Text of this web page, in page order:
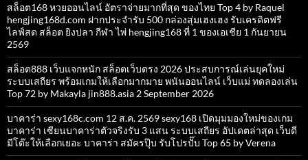
สล็อต168 หวยออนไลน์ อัตราจ่ายมากที่สุด ของไทย Top 4 by Raquel
hengjing168d.com ฝากประจำรับ 500 กล่องสุ่มเฮงเฮง รับเครดิตฟรี
ไลฟ์สด สล็อต ยิงปลา กีฬา ไพ่ hengjing168 ที่ 1 ของเอเชีย 1 กันยายน
2569
สล็อต888 เว็บแจกหนัก สล็อตเว็บตรง 2026 ประสบการณ์เล่นยุคใหม่
ระบบเสถียร พร้อมเกมให้เลือกมากมาย พนันออนไลน์ เว็บแม่ ทดลองเล่น
Top 72 by Makayla jin888.asia 2 September 2026
บาคาร่า sexy168c.com 12 ส.ค. 2569 sexy168 เปิดมุมมองใหม่ของเกม
บาคาร่า เซียนบาคาร่าตัวจริงรับ 3 แสน ระบบเสถียร อัปเดตล่าสุด เว็บดี
มีโต๊ะให้เลือกเยอะ บาคาร่า สมัครปุ๊บ รับโปรปั๊บ Top 65 by Verena